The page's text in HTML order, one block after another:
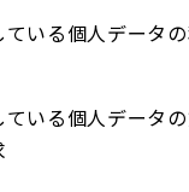
いる個人データ
いる個人データ